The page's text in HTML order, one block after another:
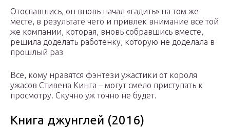
Отоспавшись, он вновь начал «гадить» на том же
месте, в результате чего и привлек внимание все той
же компании, которая, вновь собравшись вместе,
решила доделать работенку, которую не доделала в
прошлый раз
Все, кому нравятся фэнтези ужастики от короля
ужасов Стивена Кинга – могут смело приступать к
просмотру. Скучно уж точно не будет.
Книга джунглей (2016)